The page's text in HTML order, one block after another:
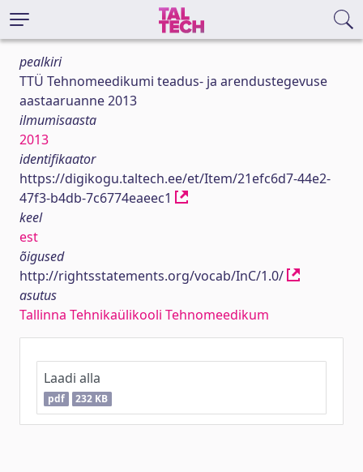
pealkiri
TTÜ Tehnomeedikumi teadus- ja arendustegevuse
aastaaruanne 2013
ilmumisaasta
2013
identifikaator
https://digikogu.taltech.ee/et/Item/21efc6d7-44e2-
47f3-b4db-7c6774eaeec1
keel
est
õigused
http://rightsstatements.org/vocab/InC/1.0/
asutus
Tallinna Tehnikaülikooli Tehnomeedikum
Laadi alla
pdf 232 KB